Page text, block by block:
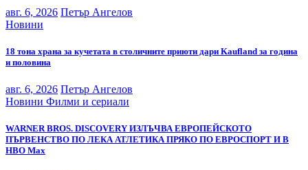
авг. 6, 2026 Петър Ангелов
Новини
18 тона храна за кучетата в столичните приюти дари Kaufland за година
и половина
авг. 6, 2026 Петър Ангелов
Новини Филми и сериали
WARNER BROS. DISCOVERY ИЗЛЪЧВА ЕВРОПЕЙСКОТО
ПЪРВЕНСТВО ПО ЛЕКА АТЛЕТИКА ПРЯКО ПО ЕВРОСПОРТ И В
НВО Мах